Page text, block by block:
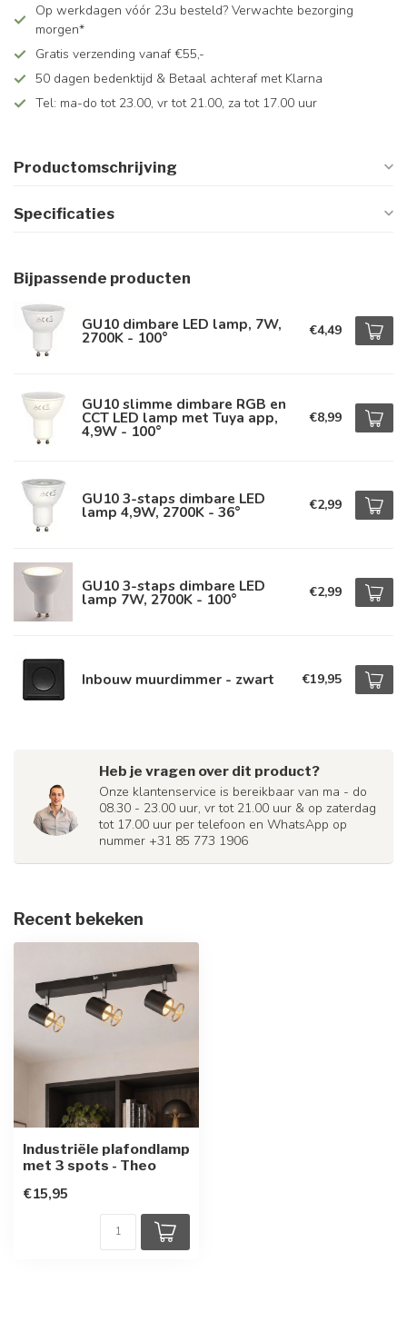
Op werkdagen vóór 23u besteld? Verwachte bezorging
morgen*
Gratis verzending vanaf €55,-
50 dagen bedenktijd & Betaal achteraf met Klarna
Tel: ma-do tot 23.00, vr tot 21.00, za tot 17.00 uur
Productomschrijving
Specificaties
Bijpassende producten
GU10 dimbare LED lamp, 7W,
2700K - 100° €4,49
GU10 slimme dimbare RGB en
CCT LED lamp met Tuya app,
4,9W - 100°
€8,99
GU10 3-staps dimbare LED
lamp 4,9W, 2700K - 36° €2,99
GU10 3-staps dimbare LED
lamp 7W, 2700K - 100° €2,99
Inbouw muurdimmer - zwart €19,95
Heb je vragen over dit product?
Onze klantenservice is bereikbaar van ma - do
08.30 - 23.00 uur, vr tot 21.00 uur & op zaterdag
tot 17.00 uur per telefoon en WhatsApp op
nummer +31 85 773 1906
Recent bekeken
Industriële plafondlamp
met 3 spots - Theo
€15,95